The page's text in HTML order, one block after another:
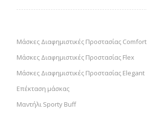
Μάσκες Διαφημιστικές Προστασίας Comfort
Μάσκες Διαφημιστικές Προστασίας Flex
Μάσκες Διαφημιστικές Προστασίας Elegant
Επέκταση μάσκας
Μαντήλι Sporty Buff